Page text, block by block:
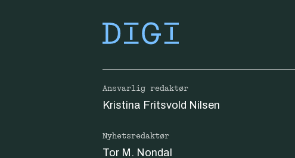
Ansvarlig redaktør
Kristina Fritsvold Nilsen
Nyhetsredaktør
Tor M. Nondal